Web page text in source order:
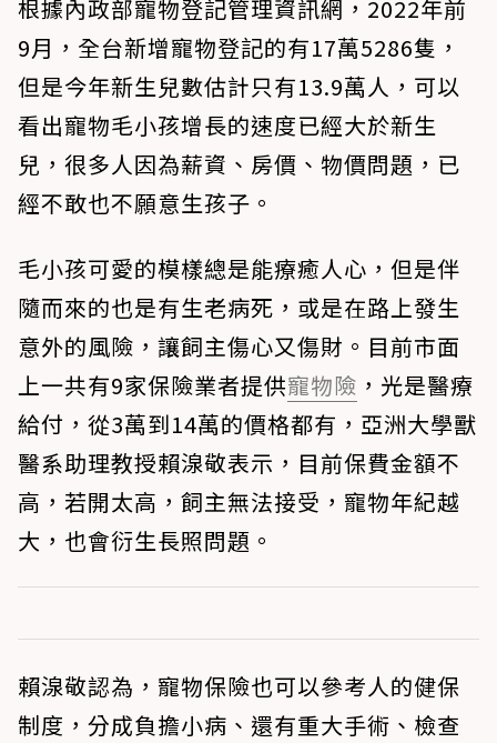
根據內政部寵物登記管理資訊網，2022年前
9月，全台新增寵物登記的有17萬5286隻，
但是今年新生兒數估計只有13.9萬人，可以
看出寵物毛小孩增長的速度已經大於新生
兒，很多人因為薪資、房價、物價問題，已
經不敢也不願意生孩子。
毛小孩可愛的模樣總是能療癒人心，但是伴
隨而來的也是有生老病死，或是在路上發生
意外的風險，讓飼主傷心又傷財。目前市面
上一共有9家保險業者提供寵物險 ，光是醫療
給付，從3萬到14萬的價格都有，亞洲大學獸
醫系助理教授賴湶敬表示，目前保費金額不
高，若開太高，飼主無法接受，寵物年紀越
大，也會衍生長照問題。
賴湶敬認為，寵物保險也可以參考人的健保
制度，分成負擔小病、還有重大手術、檢查